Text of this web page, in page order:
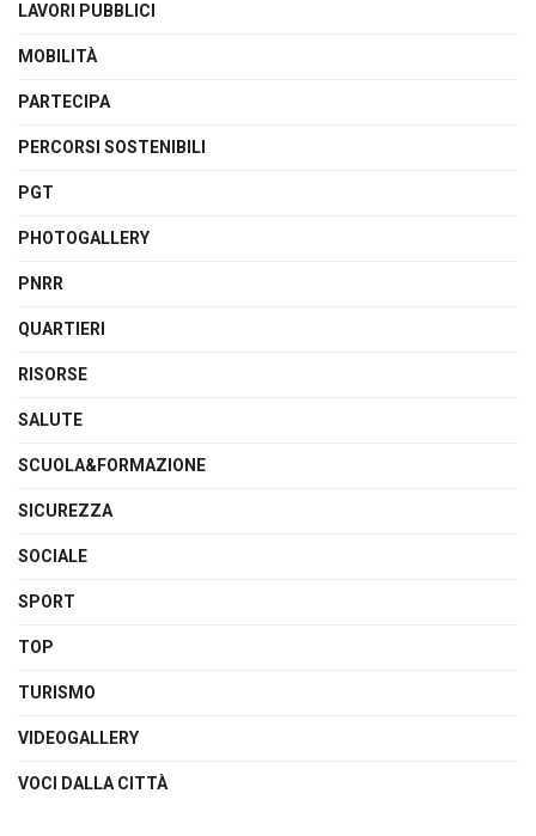
LAVORI PUBBLICI
MOBILITÀ
PARTECIPA
PERCORSI SOSTENIBILI
PGT
PHOTOGALLERY
PNRR
QUARTIERI
RISORSE
SALUTE
SCUOLA&FORMAZIONE
SICUREZZA
SOCIALE
SPORT
TOP
TURISMO
VIDEOGALLERY
VOCI DALLA CITTÀ